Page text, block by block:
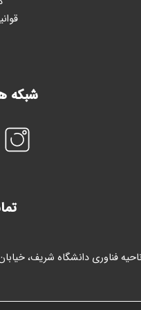
شبکه
فناوری دانشگاه شریف،